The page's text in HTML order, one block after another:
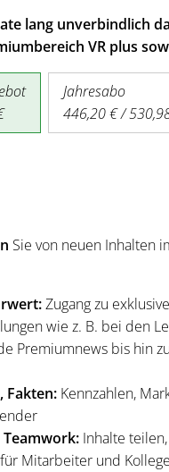
lang unverbindlich
VR plus
Jahresabo
446,20 € /
Sie von neuen Inhalten
Zugang zu
wie z. B. bei den
Premiumnews bis hin
Fakten: Kennzahlen,
Inhalte
für Mitarbeiter und